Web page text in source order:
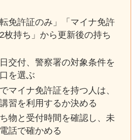
転免許証のみ」「マイナ免許
枚持ち」から更新後の持ち
交付、警察署の対象条件を
を選ぶ
マイナ免許証を持つ人は、
習を利用するか決める
物と受付時間を確認し、未
話で確かめる